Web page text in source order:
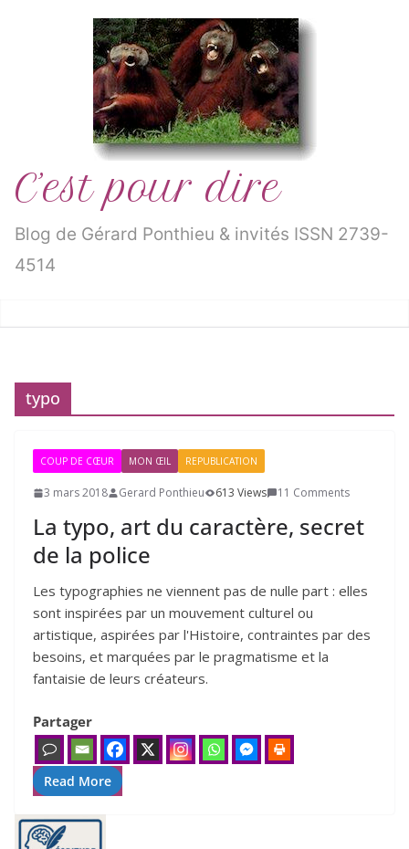
C’est pour dire
Blog de Gérard Ponthieu & invités ISSN 2739-
4514
typo
COUP DE CŒUR MON ŒIL REPUBLICATION
3 mars 2018 Gerard Ponthieu 613 Views 11 Comments
La typo, art du caractère, secret
de la police
Les typographies ne viennent pas de nulle part : elles
sont inspirées par un mouvement culturel ou
artistique, aspirées par l'Histoire, contraintes par des
besoins, et marquées par le pragmatisme et la
fantaisie de leurs créateurs.
Partager
Read More